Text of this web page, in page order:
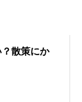
散策にか